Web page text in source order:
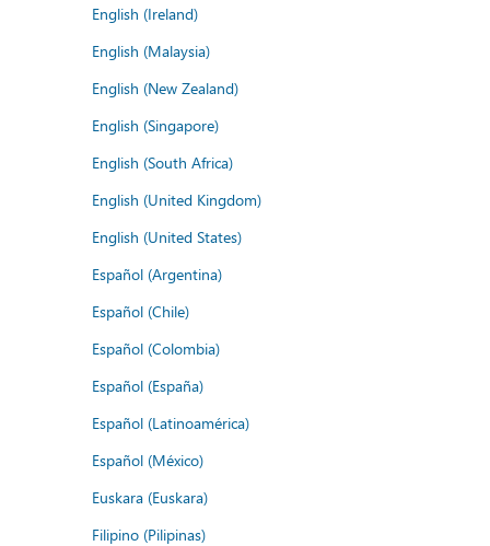
English (Ireland)
English (Malaysia)
English (New Zealand)
English (Singapore)
English (South Africa)
English (United Kingdom)
English (United States)
Español (Argentina)
Español (Chile)
Español (Colombia)
Español (España)
Español (Latinoamérica)
Español (México)
Euskara (Euskara)
Filipino (Pilipinas)